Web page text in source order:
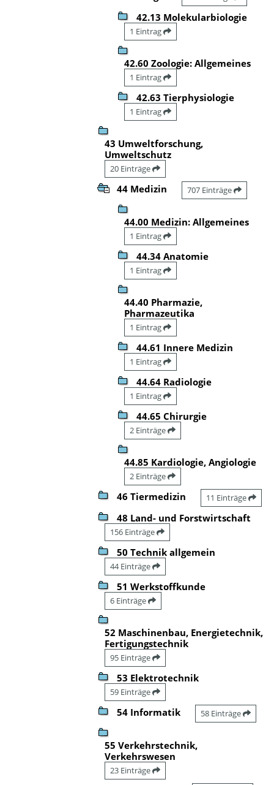
42.13 Molekularbiologie
1 Eintrag
42.60 Zoologie: Allgemeines
1 Eintrag
42.63 Tierphysiologie
1 Eintrag
43 Umweltforschung,
Umweltschutz
20 Einträge
44 Medizin 707 Einträge
44.00 Medizin: Allgemeines
1 Eintrag
44.34 Anatomie
1 Eintrag
44.40 Pharmazie,
Pharmazeutika
1 Eintrag
44.61 Innere Medizin
1 Eintrag
44.64 Radiologie
1 Eintrag
44.65 Chirurgie
2 Einträge
44.85 Kardiologie, Angiologie
2 Einträge
46 Tiermedizin 11 Einträge
48 Land- und Forstwirtschaft
156 Einträge
50 Technik allgemein
44 Einträge
51 Werkstoffkunde
6 Einträge
52 Maschinenbau, Energietechnik,
Fertigungstechnik
95 Einträge
53 Elektrotechnik
59 Einträge
54 Informatik 58 Einträge
55 Verkehrstechnik,
Verkehrswesen
23 Einträge